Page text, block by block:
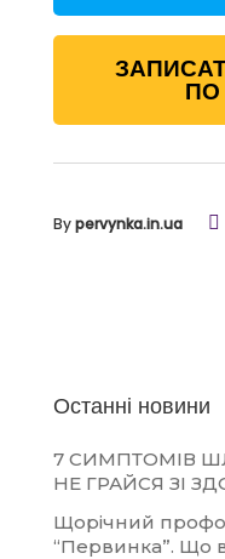
ПО
Bypervynka.in.ua
Останні новини
7 СИМПТОМІВ
НЕ ГРАЙСЯ ЗІ
Щорічний
“Первинка”. Що